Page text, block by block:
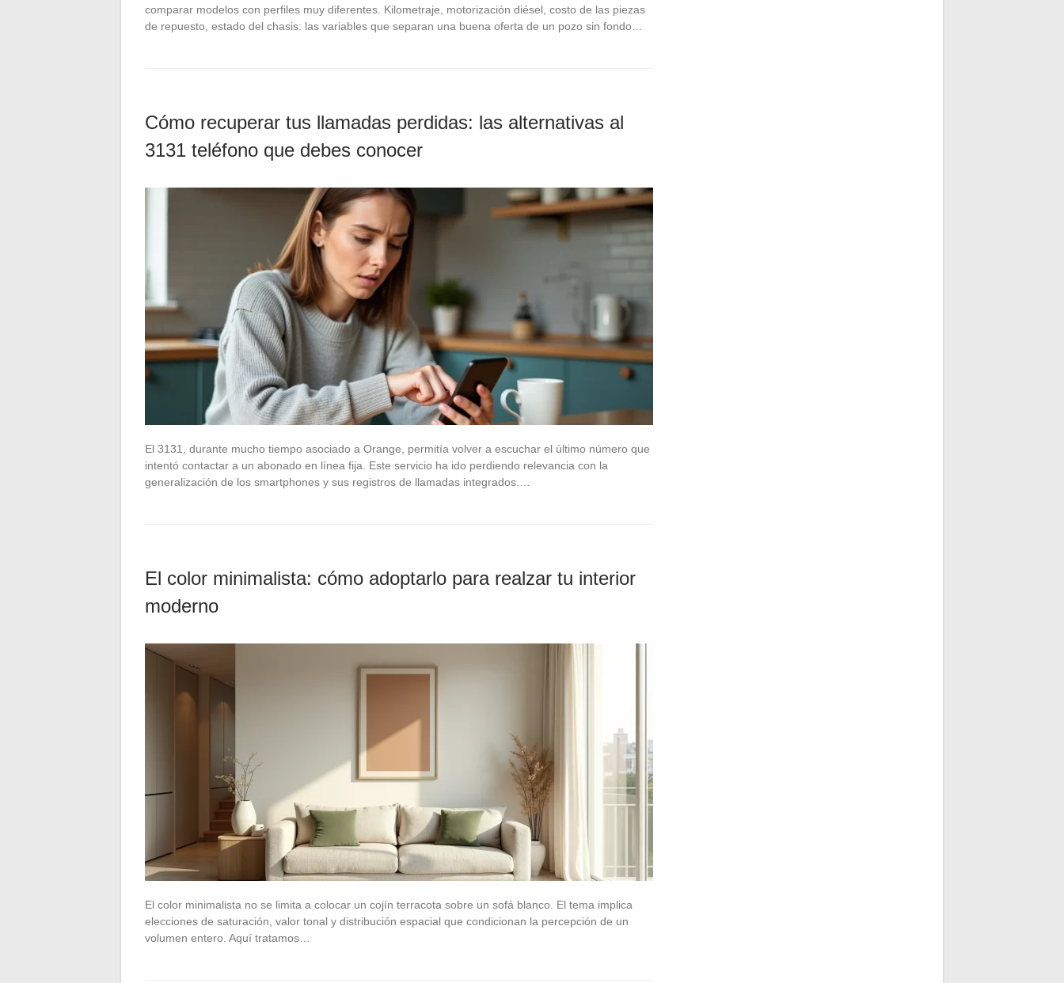
comparar modelos con perfiles muy diferentes. Kilometraje, motorización diésel, costo de las piezas
de repuesto, estado del chasis: las variables que separan una buena oferta de un pozo sin fondo…
Cómo recuperar tus llamadas perdidas: las alternativas al
3131 teléfono que debes conocer
El 3131, durante mucho tiempo asociado a Orange, permitía volver a escuchar el último número que
intentó contactar a un abonado en línea fija. Este servicio ha ido perdiendo relevancia con la
generalización de los smartphones y sus registros de llamadas integrados.…
El color minimalista: cómo adoptarlo para realzar tu interior
moderno
El color minimalista no se limita a colocar un cojín terracota sobre un sofá blanco. El tema implica
elecciones de saturación, valor tonal y distribución espacial que condicionan la percepción de un
volumen entero. Aquí tratamos…